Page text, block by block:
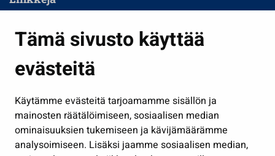
Tämä sivusto käyttää
evästeitä
Käytämme evästeitä tarjoamamme sisällön ja
mainosten räätälöimiseen, sosiaalisen median
ominaisuuksien tukemiseen ja kävijämäärämme
analysoimiseen. Lisäksi jaamme sosiaalisen median,
Kasvatus ja opetus
Kulttuuri ja liikunta
Työ ja yrittäminen
Osallistu ja asioi
Näytä omat evästeasetukseni